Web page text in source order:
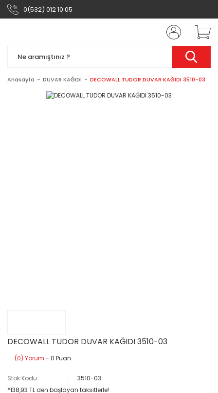
0(532) 012 10 05
Anasayfa DUVAR KAĞIDI DECOWALL TUDOR DUVAR KAĞIDI 3510-03
DECOWALL TUDOR DUVAR KAĞIDI 3510-03
(0) Yorum - 0 Puan
Stok Kodu
3510-03
*138,93 TL den başlayan taksitlerle!